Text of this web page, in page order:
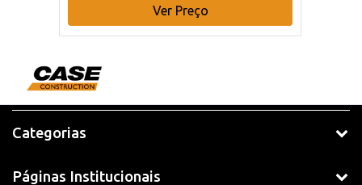
Ver Preço
Categorias
Páginas Institucionais